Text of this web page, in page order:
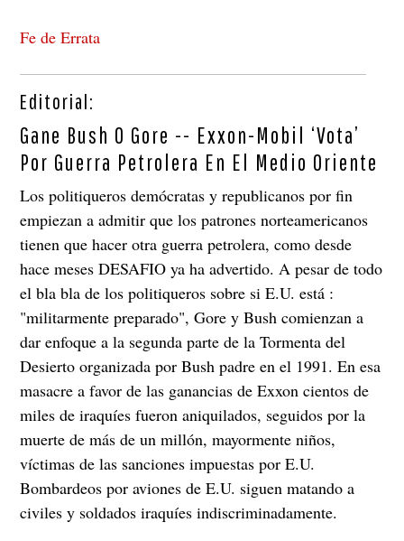
Fe de Errata
Editorial:
Gane Bush O Gore -- Exxon-Mobil ‘Vota’
Por Guerra Petrolera En El Medio Oriente
Los politiqueros demócratas y republicanos por fin
empiezan a admitir que los patrones norteamericanos
tienen que hacer otra guerra petrolera, como desde
hace meses DESAFIO ya ha advertido. A pesar de todo
el bla bla de los politiqueros sobre si E.U. está :
"militarmente preparado", Gore y Bush comienzan a
dar enfoque a la segunda parte de la Tormenta del
Desierto organizada por Bush padre en el 1991. En esa
masacre a favor de las ganancias de Exxon cientos de
miles de iraquíes fueron aniquilados, seguidos por la
muerte de más de un millón, mayormente niños,
víctimas de las sanciones impuestas por E.U.
Bombardeos por aviones de E.U. siguen matando a
civiles y soldados iraquíes indiscriminadamente.